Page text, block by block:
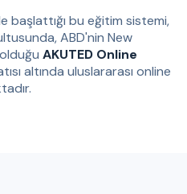
başlattığı bu eğitim sistemi,
ABD'nin New
AKUTED Online
altında uluslararası online